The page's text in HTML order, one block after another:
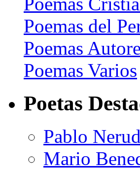
Poemas del
Poemas
Poemas Varios
Poetas
Pablo
Mario